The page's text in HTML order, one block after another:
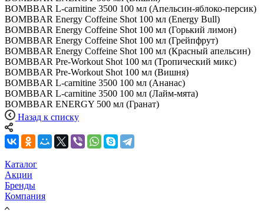
BOMBBAR L-carnitine 3500 100 мл (Апельсин-яблоко-персик)
BOMBBAR Energy Coffeine Shot 100 мл (Energy Bull)
BOMBBAR Energy Coffeine Shot 100 мл (Горький лимон)
BOMBBAR Energy Coffeine Shot 100 мл (Грейпфрут)
BOMBBAR Energy Coffeine Shot 100 мл (Красный апельсин)
BOMBBAR Pre-Workout Shot 100 мл (Тропический микс)
BOMBBAR Pre-Workout Shot 100 мл (Вишня)
BOMBBAR L-carnitine 3500 100 мл (Ананас)
BOMBBAR L-carnitine 3500 100 мл (Лайм-мята)
BOMBBAR ENERGY 500 мл (Гранат)
Назад к списку
Каталог
Акции
Бренды
Компания